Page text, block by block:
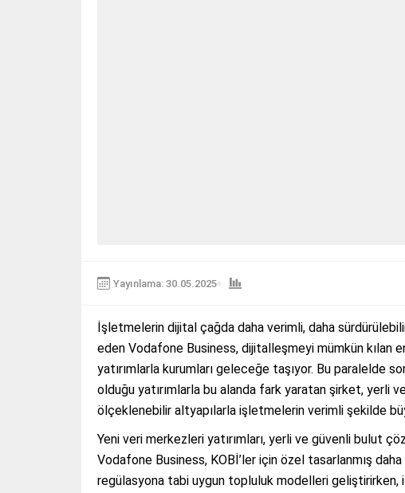
Yayınlama: 30.05.2025
İşletmelerin dijital çağda daha verimli, daha
eden Vodafone Business, dijitalleşmeyi mümkün kılan
yatırımlarla kurumları geleceğe taşıyor. Bu paralelde
olduğu yatırımlarla bu alanda fark yaratan şirket, yerli
ölçeklenebilir altyapılarla işletmelerin verimli şekilde
Yeni veri merkezleri yatırımları, yerli ve güvenli bulut
Vodafone Business, KOBİ’ler için özel tasarlanmış
regülasyona tabi uygun topluluk modelleri